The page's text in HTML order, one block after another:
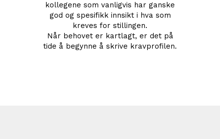
kollegene som vanligvis har ganske
god og spesifikk innsikt i hva som
kreves for stillingen.
Når behovet er kartlagt, er det på
tide å begynne å skrive kravprofilen.